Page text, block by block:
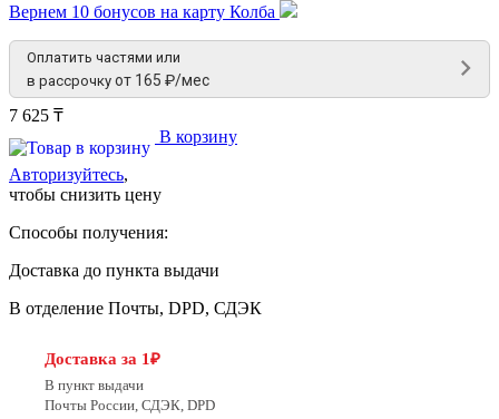
Вернем 10 бонусов на карту Колба
Оплатить частями или
в рассрочку от 165 ₽/мес
7 625 ₸
В корзину
Авторизуйтесь,
чтобы снизить цену
Способы получения:
Доставка до пункта выдачи
В отделение Почты, DPD, СДЭК
Доставка за 1₽
В пункт выдачи
Почты России, СДЭК, DPD